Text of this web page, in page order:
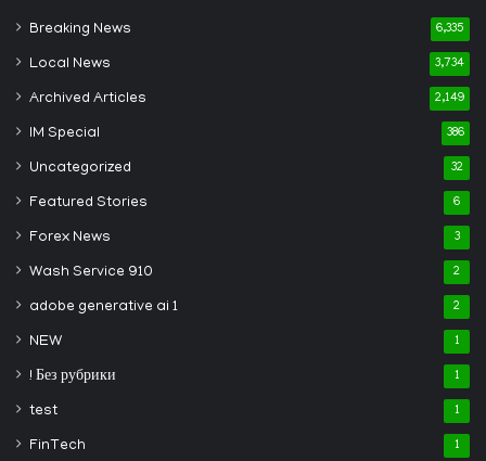
Breaking News 6,335
Local News 3,734
Archived Articles 2,149
IM Special 386
Uncategorized 32
Featured Stories 6
Forex News 3
Wash Service 910 2
adobe generative ai 1 2
NEW 1
! Без рубрики 1
test 1
FinTech 1